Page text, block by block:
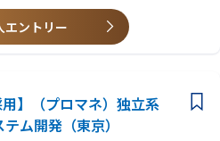
りながらも、経営等に対する不安を持つ
ピード感を持ってチャレンジすることに
ていくためにシステム内製化を推進して
アチームを牽引していただけるエンジニ
ります。対象領域は
ント経験
エントリー
】（プロマネ）独立系
ム開発（東京）